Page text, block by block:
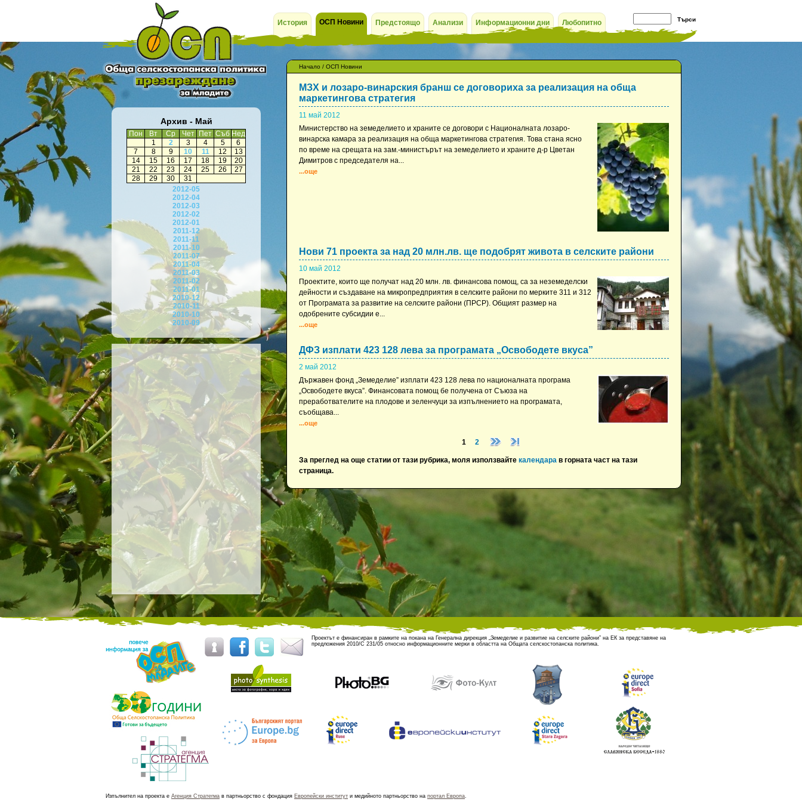
История ОСП Новини Предстоящо Анализи Информационни дни Любопитно
Архив - Май
Пон Вт Ср Чет Пет Съб Нед
1
2 3 4 5
6
7
8 9 10 11 12
13
14
15 16 17 18 19
20
21
22 23 24 25 26
27
28
29 30
31
2012-05
2012-04
2012-03
2012-02
2012-01
2011-12
2011-11
2011-10
2011-07
2011-04
2011-03
2011-02
2011-01
2010-12
2010-11
2010-10
2010-09
Начало / ОСП Новини
МЗХ и лозаро-винарския бранш се договориха за реализация на обща
маркетингова стратегия
11 май 2012
Министерство на земеделието и храните се договори с Националната лозаро-
винарска камара за реализация на обща маркетингова стратегия. Това стана ясно
по време на срещата на зам.-министърът на земеделието и храните д-р Цветан
Димитров с председателя на...
...още
Нови 71 проекта за над 20 млн.лв. ще подобрят живота в селските райони
10 май 2012
Проектите, които ще получат над 20 млн. лв. финансова помощ, са за неземеделски
дейности и създаване на микропредприятия в селските райони по мерките 311 и 312
от Програмата за развитие на селските райони (ПРСР). Общият размер на
одобрените субсидии е...
...още
ДФЗ изплати 423 128 лева за програмата „Освободете вкуса”
2 май 2012
Държавен фонд „Земеделие” изплати 423 128 лева по националната програма
„Освободете вкуса”. Финансовата помощ бе получена от Съюза на
преработвателите на плодове и зеленчуци за изпълнението на програмата,
съобщава...
...още
1 2
За преглед на още статии от тази рубрика, моля използвайте календара в горната част на тази
страница.
Проектът е финансиран в рамките на покана на Генерална дирекция „Земеделие и развитие на селските райони” на ЕК за представяне на
предложения 2010/C 231/05 относно информационните мерки в областта на Общата селскостопанска политика.
Изпълнител на проекта е Агенция Стратегма в партньорство с фондация Европейски институт и медийното партньорство на портал Европа.